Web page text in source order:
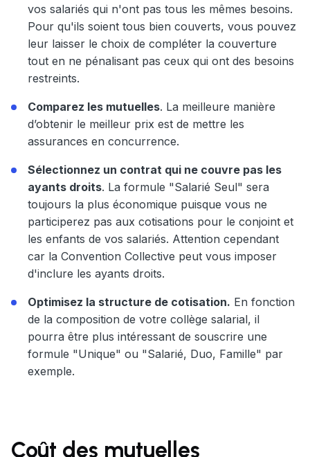
vos salariés qui n'ont pas tous les mêmes besoins.
Pour qu'ils soient tous bien couverts, vous pouvez
leur laisser le choix de compléter la couverture
tout en ne pénalisant pas ceux qui ont des besoins
restreints.
Comparez les mutuelles. La meilleure manière
d’obtenir le meilleur prix est de mettre les
assurances en concurrence.
Sélectionnez un contrat qui ne couvre pas les
ayants droits. La formule "Salarié Seul" sera
toujours la plus économique puisque vous ne
participerez pas aux cotisations pour le conjoint et
les enfants de vos salariés. Attention cependant
car la Convention Collective peut vous imposer
d'inclure les ayants droits.
Optimisez la structure de cotisation. En fonction
de la composition de votre collège salarial, il
pourra être plus intéressant de souscrire une
formule "Unique" ou "Salarié, Duo, Famille" par
exemple.
Coût des mutuelles